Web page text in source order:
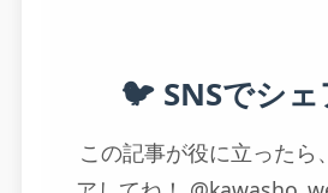
🐦 SNSでシ
この記事が役に立ったら